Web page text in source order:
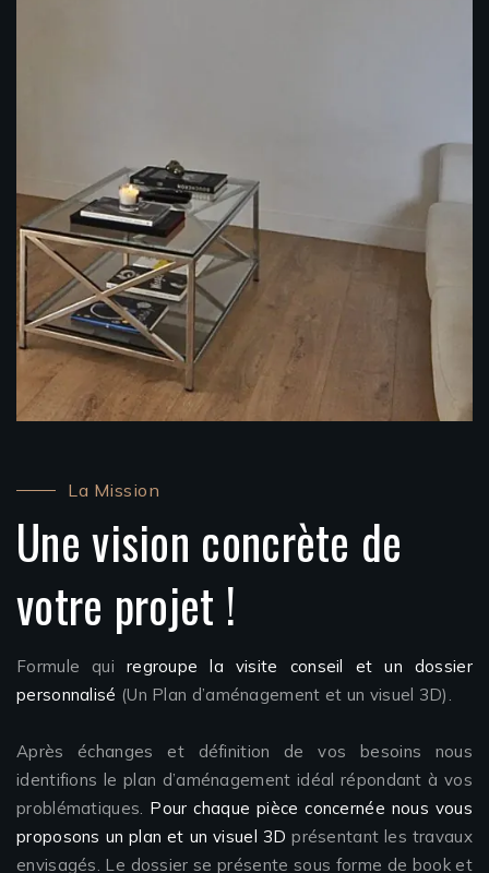
La Mission
Une vision concrète de
votre projet !
Formule qui regroupe la visite conseil et un dossier
personnalisé (Un Plan d’aménagement et un visuel 3D).
Après échanges et définition de vos besoins nous
identifions le plan d’aménagement idéal répondant à vos
problématiques. Pour chaque pièce concernée nous vous
proposons un plan et un visuel 3D présentant les travaux
envisagés. Le dossier se présente sous forme de book et